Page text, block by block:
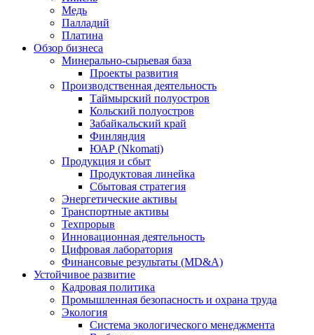
Медь
Палладий
Платина
Обзор бизнеса
Минерально-сырьевая база
Проекты развития
Производственная деятельность
Таймырский полуостров
Кольский полуостров
Забайкальский край
Финляндия
ЮАР (Nkomati)
Продукция и сбыт
Продуктовая линейка
Сбытовая стратегия
Энергетические активы
Транспортные активы
Техпрорыв
Инновационная деятельность
Цифровая лаборатория
Финансовые результаты (MD&A)
Устойчивое развитие
Кадровая политика
Промышленная безопасность и охрана труда
Экология
Система экологического менеджмента